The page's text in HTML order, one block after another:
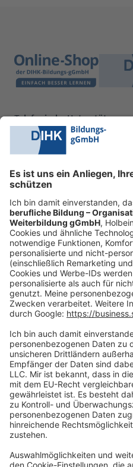
Telefonische Unterstützung
0228 6205 205
Fr.:
09:00-14:00 Uhr
shop@dihk-bildung.shop
Vertrag widerrufen
Zahlungsarten
Social Media
Oft Gesucht
Rund um die Prüfung